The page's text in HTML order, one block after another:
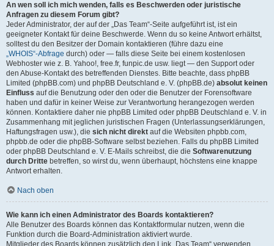
An wen soll ich mich wenden, falls es Beschwerden oder juristische
Anfragen zu diesem Forum gibt?
Jeder Administrator, der auf der „Das Team“-Seite aufgeführt ist, ist ein
geeigneter Kontakt für deine Beschwerde. Wenn du so keine Antwort erhältst,
solltest du den Besitzer der Domain kontaktieren (führe dazu eine
„WHOIS“-Abfrage durch) oder — falls diese Seite bei einem kostenlosen
Webhoster wie z. B. Yahoo!, free.fr, funpic.de usw. liegt — den Support oder
den Abuse-Kontakt des betreffenden Dienstes. Bitte beachte, dass phpBB
Limited (phpBB.com) und phpBB Deutschland e. V. (phpBB.de) absolut keinen
Einfluss auf die Benutzung oder den oder die Benutzer der Forensoftware
haben und dafür in keiner Weise zur Verantwortung herangezogen werden
können. Kontaktiere daher nie phpBB Limited oder phpBB Deutschland e. V. in
Zusammenhang mit jeglichen juristischen Fragen (Unterlassungserklärungen,
Haftungsfragen usw.), die sich nicht direkt auf die Websiten phpbb.com,
phpbb.de oder die phpBB-Software selbst beziehen. Falls du phpBB Limited
oder phpBB Deutschland e. V. E-Mails schreibst, die die Softwarenutzung
durch Dritte betreffen, so wirst du, wenn überhaupt, höchstens eine knappe
Antwort erhalten.
Nach oben
Wie kann ich einen Administrator des Boards kontaktieren?
Alle Benutzer des Boards können das Kontaktformular nutzen, wenn die
Funktion durch die Board-Administration aktiviert wurde.
Mitglieder des Boards können zusätzlich den Link „Das Team“ verwenden.